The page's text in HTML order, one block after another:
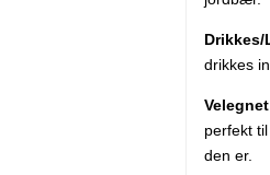
Drikkes/
drikkes
perfekt
den er.